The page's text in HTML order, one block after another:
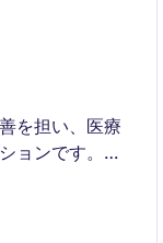
を担い、医療
ョンです。グ
ます。